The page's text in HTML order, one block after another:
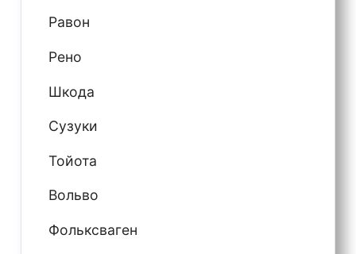
Равон
Рено
Шкода
Сузуки
Тойота
Вольво
Фольксваген